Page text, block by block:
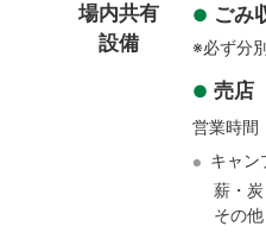
場内共有
設備
● ごみ
※必ず分
● 売店
営業時間
●
キャン
薪・
その